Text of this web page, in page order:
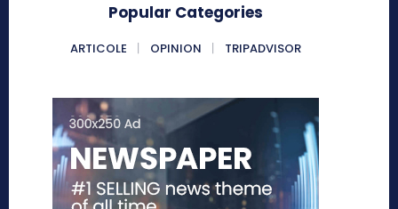
Popular Categories
ARTICOLE OPINION TRIPADVISOR